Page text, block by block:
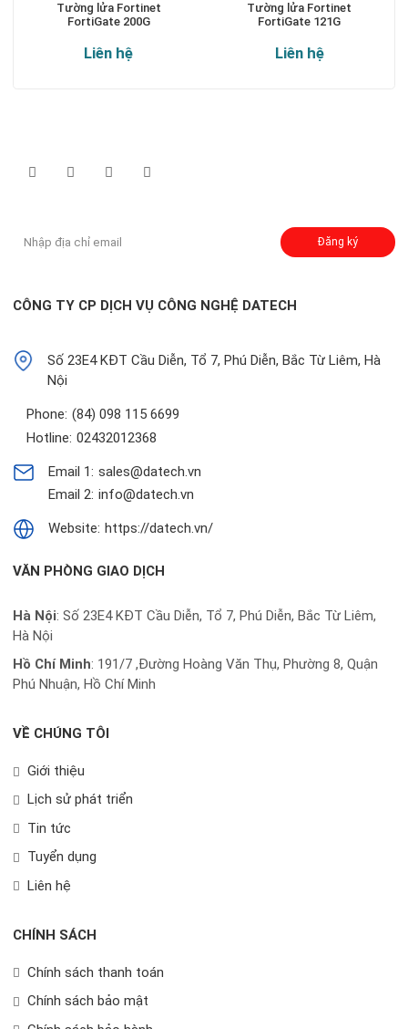
Tường lửa Fortinet
FortiGate 200G
Liên hệ
Tường lửa Fortinet
FortiGate 121G
Liên hệ
Đăng ký
CÔNG TY CP DỊCH VỤ CÔNG NGHỆ DATECH
Số 23E4 KĐT Cầu Diễn, Tổ 7, Phú Diễn, Bắc Từ Liêm, Hà
Nội
Phone: (84) 098 115 6699
Hotline: 02432012368
Email 1: sales@datech.vn
Email 2: info@datech.vn
Website: https://datech.vn/
VĂN PHÒNG GIAO DỊCH
Hà Nội: Số 23E4 KĐT Cầu Diễn, Tổ 7, Phú Diễn, Bắc Từ Liêm,
Hà Nội
Hồ Chí Minh: 191/7 ,Đường Hoàng Văn Thụ, Phường 8, Quận
Phú Nhuận, Hồ Chí Minh
VỀ CHÚNG TÔI
Giới thiệu
Lịch sử phát triển
Tin tức
Tuyển dụng
Liên hệ
CHÍNH SÁCH
Chính sách thanh toán
Chính sách bảo mật